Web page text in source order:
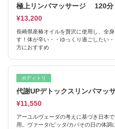
極上リンパマッサージ 120分
¥13,200
長崎県産椿オイルを贅沢に使用し、全
す！体が辛い・・ゆっくり過ごしたい
方におすすめ
ボディトリ
代謝UPデトックスリンパマッ
¥11,550
アーユルヴェーダの考えに基づき日本
用。ヴァータ/ピッタ/カパその日の体調